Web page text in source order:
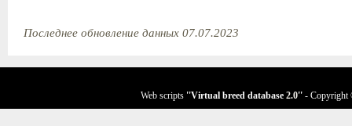
Последнее обновление данных 07.07.2023
Web scripts ''Virtual breed database 2.0'' - Copyright